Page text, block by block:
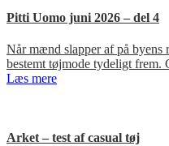
Pitti Uomo juni 2026 – del 4
Når mænd slapper af på byens
bestemt tøjmode tydeligt frem.
Læs mere
Arket – test af casual tøj